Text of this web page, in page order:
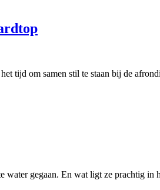
tijd om samen stil te staan bij de
gegaan. En wat ligt ze prachtig